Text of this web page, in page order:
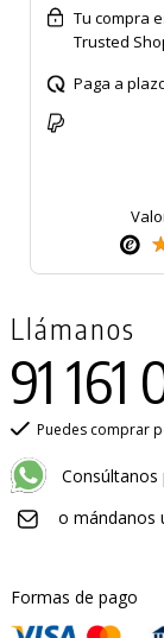
Tu compra
Trusted
Paga a
Llámanos
91 161
Puedes comprar
Consúltanos
o mándanos
Formas de pago